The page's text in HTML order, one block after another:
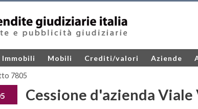
Immobili Mobili Crediti/valori Aziende
7805
Cessione d'azienda Viale